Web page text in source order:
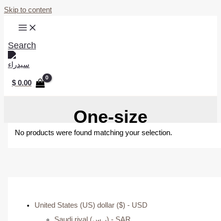
Skip to content
Search
$0.00
One-size
United States (US) dollar ($) - USD
No products were found matching your selection.